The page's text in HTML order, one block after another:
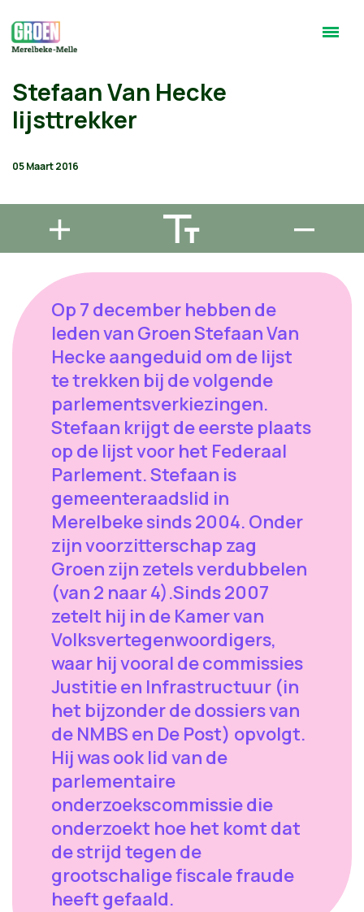
Stefaan Van Hecke
lijsttrekker
05 Maart 2016
Op 7 december hebben de
leden van Groen Stefaan Van
Hecke aangeduid om de lijst
te trekken bij de volgende
parlementsverkiezingen.
Stefaan krijgt de eerste plaats
op de lijst voor het Federaal
Parlement. Stefaan is
gemeenteraadslid in
Merelbeke sinds 2004. Onder
zijn voorzitterschap zag
Groen zijn zetels verdubbelen
(van 2 naar 4).Sinds 2007
zetelt hij in de Kamer van
Volksvertegenwoordigers,
waar hij vooral de commissies
Justitie en Infrastructuur (in
het bijzonder de dossiers van
de NMBS en De Post) opvolgt.
Hij was ook lid van de
parlementaire
onderzoekscommissie die
onderzoekt hoe het komt dat
de strijd tegen de
grootschalige fiscale fraude
heeft gefaald.